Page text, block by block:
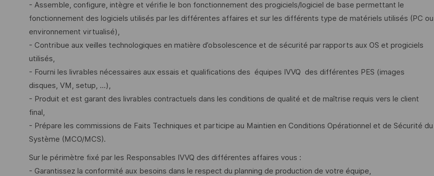
- Assemble, configure, intègre et vérifie le bon fonctionnement des progiciels/logiciel de base permettant le
fonctionnement des logiciels utilisés par les différentes affaires et sur les différents type de matériels utilisés (PC ou
environnement virtualisé),
- Contribue aux veilles technologiques en matière d’obsolescence et de sécurité par rapports aux OS et progiciels
utilisés,
- Fourni les livrables nécessaires aux essais et qualifications des équipes IVVQ des différentes PES (images
disques, VM, setup, ...),
- Produit et est garant des livrables contractuels dans les conditions de qualité et de maîtrise requis vers le client
final,
- Prépare les commissions de Faits Techniques et participe au Maintien en Conditions Opérationnel et de Sécurité du
Système (MCO/MCS).
Sur le périmètre fixé par les Responsables IVVQ des différentes affaires vous :
- Garantissez la conformité aux besoins dans le respect du planning de production de votre équipe,